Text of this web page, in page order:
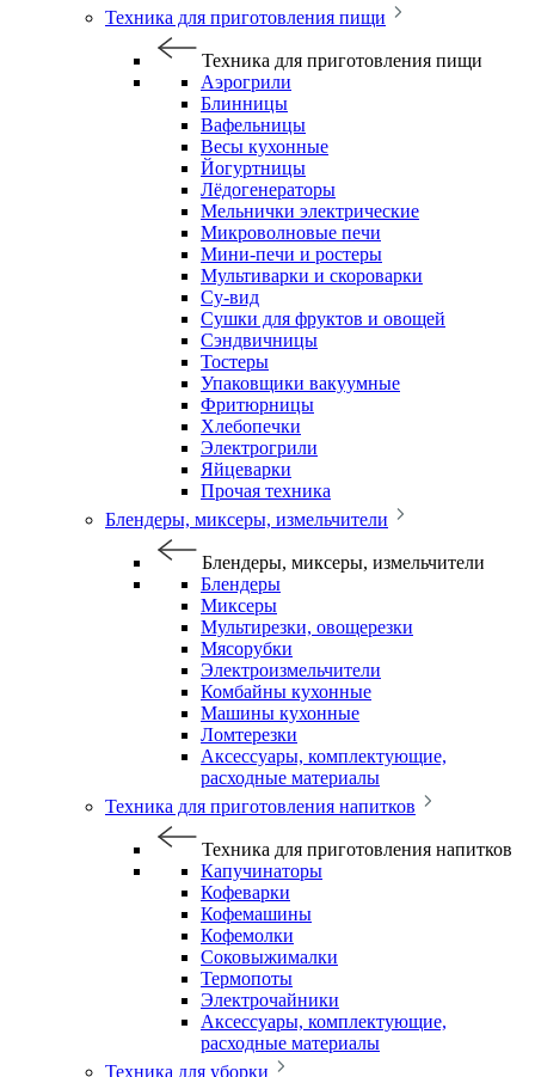
Техника для приготовления пищи
Техника для приготовления пищи
Аэрогрили
Блинницы
Вафельницы
Весы кухонные
Йогуртницы
Лёдогенераторы
Мельнички электрические
Микроволновые печи
Мини-печи и ростеры
Мультиварки и скороварки
Су-вид
Сушки для фруктов и овощей
Сэндвичницы
Тостеры
Упаковщики вакуумные
Фритюрницы
Хлебопечки
Электрогрили
Яйцеварки
Прочая техника
Блендеры, миксеры, измельчители
Блендеры, миксеры, измельчители
Блендеры
Миксеры
Мультирезки, овощерезки
Мясорубки
Электроизмельчители
Комбайны кухонные
Машины кухонные
Ломтерезки
Аксессуары, комплектующие,
расходные материалы
Техника для приготовления напитков
Техника для приготовления напитков
Капучинаторы
Кофеварки
Кофемашины
Кофемолки
Соковыжималки
Термопоты
Электрочайники
Аксессуары, комплектующие,
расходные материалы
Техника для уборки